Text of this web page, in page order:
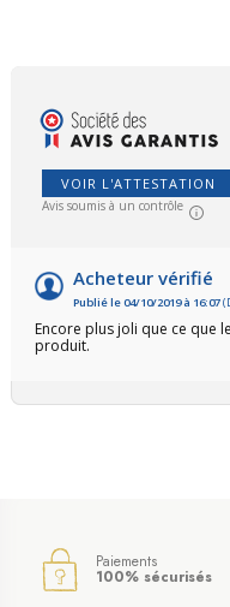
VOIR L'ATTESTATION
Avis soumis à un contrôle
Acheteur vérifié
Publié le 04/10/2019 à 16:07
Encore plus joli que ce que
produit.
Paiements
100% sécurisés